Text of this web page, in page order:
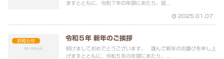
ますとともに、令和７年の年頭にあたり、皆...
2025.01.07
お知らせ 令和５年 新年のご挨拶
明けましておめでとうございます。 謹んで新年のお慶びを申し上
げますとともに、令和５年の年頭にあたり、...